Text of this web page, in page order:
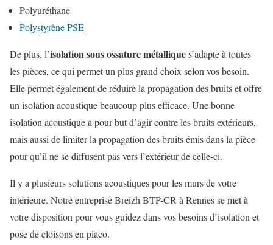
Polyuréthane
Polystyrène PSE
De plus, l’isolation sous ossature métalliques’adapte à toutes
les pièces, ce qui permet un plus grand choix selon vos besoin.
Elle permet également de réduire la propagation des bruits et offre
un isolation acoustique beaucoup plus efficace. Une bonne
isolation acoustique a pour but d’agir contre les bruits extérieurs,
mais aussi de limiter la propagation des bruits émis dans la pièce
pour qu’il ne se diffusent pas vers l’extérieur de celle-ci.
Il y a plusieurs solutions acoustiques pour les murs de votre
intérieure. Notre entreprise Breizh BTP-CR à Rennes se met à
votre disposition pour vous guidez dans vos besoins d’isolation et
pose de cloisons en placo.